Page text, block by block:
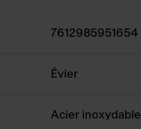
7612985951654
Évier
Acier inoxydable